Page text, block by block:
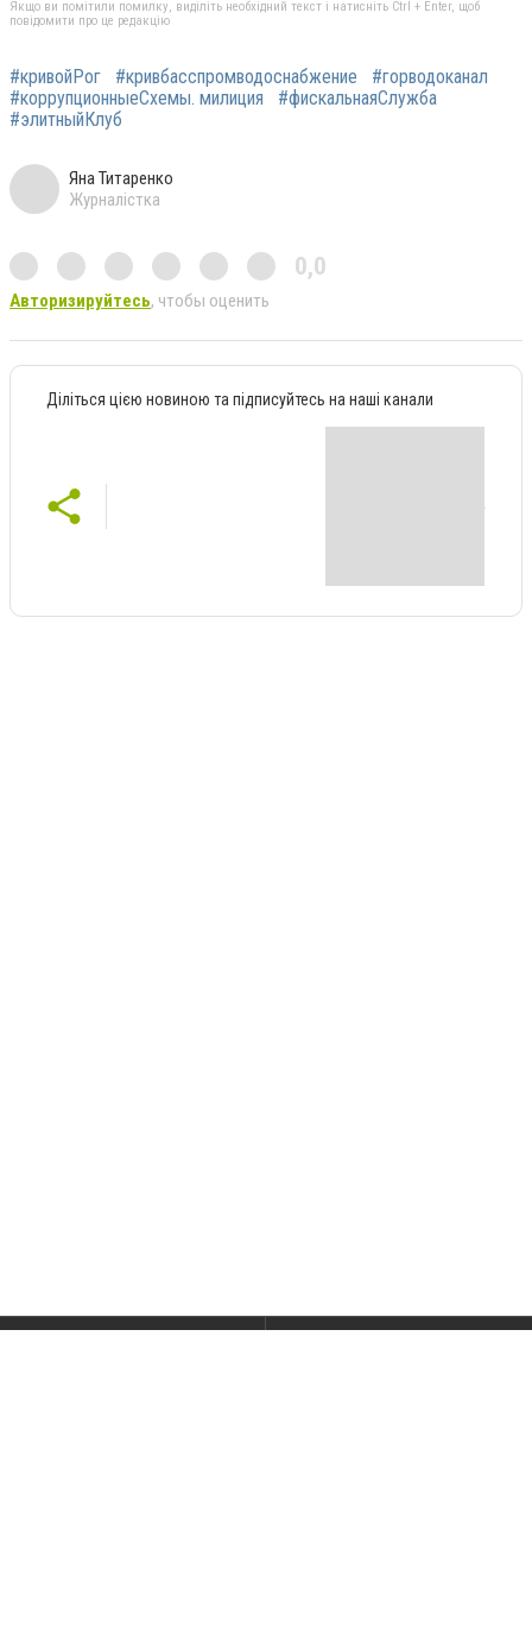
Якщо ви помітили помилку, виділіть необхідний текст і натисніть Ctrl + Enter, щоб
повідомити про це редакцію
#кривойРог #кривбасспромводоснабжение
#горводоканал
#коррупционныеСхемы. милиция
#фискальнаяСлужба
#элитныйКлуб
Яна Титаренко
Журналістка
0,0
Авторизируйтесь, чтобы оценить
Діліться цією новиною та підписуйтесь на наші канали